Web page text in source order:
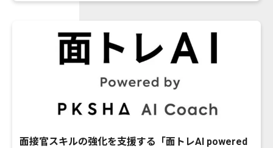
面接官スキルの強化を支援する「面トレAI powered